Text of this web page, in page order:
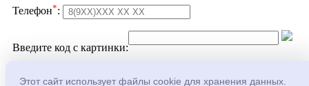
Этот сайт использует файлы cookie для хранения данных.
Телефон*:
Введите код с картинки: